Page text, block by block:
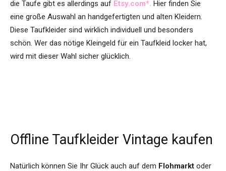
die Taufe gibt es allerdings auf Etsy.com*. Hier finden Sie
eine große Auswahl an handgefertigten und alten Kleidern.
Diese Taufkleider sind wirklich individuell und besonders
schön. Wer das nötige Kleingeld für ein Taufkleid locker hat,
wird mit dieser Wahl sicher glücklich.
Offline Taufkleider Vintage kaufen
Natürlich können Sie Ihr Glück auch auf dem Flohmarkt oder